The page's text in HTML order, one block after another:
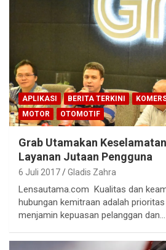
APLIKASI BERITA TERKINI
MOTOR
OTOMOTIF
Grab Utamakan
Layanan Jutaan Pengguna
6 Juli 2017 Gladis Zahra
Lensautama.com Kualitas dan
hubungan kemitraan adalah
menjamin kepuasan pelanggan dan…